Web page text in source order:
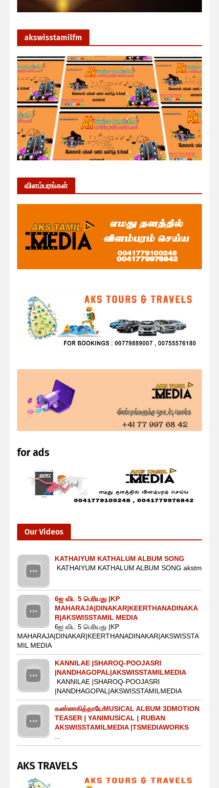
akswisstamilfm
விளம்பரங்கள்
for ads
Our Videos
KATHAIYUM KATHALUM ALBUM SONG
KATHAIYUM KATHALUM ALBUM SONG akstm
6ஐ விட 5 பெரியது |KP
MAHARAJA|DINAKAR|KEERTHANADINAKA
R|AKSWISSTAMIL MEDIA
6ஐ விட 5 பெரியது |KP
MAHARAJA|DINAKAR|KEERTHANADINAKAR|AKSWISSTA
MIL MEDIA
KANNILAE |SHAROQ-POOJASRI
|NANDHAGOPAL|AKSWISSTAMILMEDIA
KANNILAE |SHAROQ-POOJASRI
|NANDHAGOPAL|AKSWISSTAMILMEDIA
கண்ணகித்தாயேMUSICAL ALBUM 3DMOTION
TEASER | YANIMUSICAL | RUBAN
AKSWISSTAMILMEDIA |TSMEDIAWORKS
AKS TRAVELS